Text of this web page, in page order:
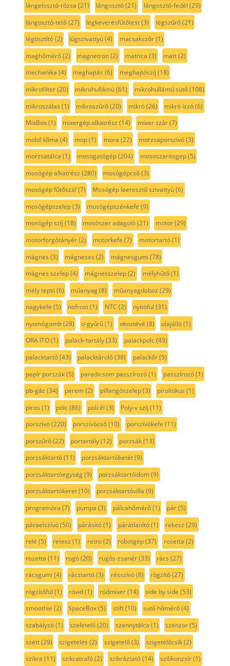
lángelosztó-rózsa (21) lángosztó(21) lángosztó-fedél (29)
lángosztó-tető(27) légkeverésfűtőtest(3) légszűrő(21)
légtisztító(2) lúgszivattyú(4) macsakszőr(1)
maghőmérő(2) magnetron(2) matrica (3) matt(2)
mechanika (4) meghajtás (6) meghajtószíj (18)
mikrofilter(20) mikrohullámú(61) mikrohullámú sütő(108)
mikroszálas (1) mikroszűrő(20) mikró(26) mikró izzó(6)
MixBox(1) mixergép alkatrész (14) mixer szár(7)
mobil klíma (4) mop(1) mora (22) morzsaporszívó(3)
morzsatálca (1) mosogatógép(204) mososzaritogep(5)
mosógép alkatrész (280) mosógépcső(3)
mosógép fűtőszál (7) Mosógép leeresztő szivattyú(6)
mosógépszelep(3) mosógépszénkefe (9)
mosógép szíj (18) mosószer adagoló(21) motor(29)
motorforgótányér(2) motorkefe (7) motortartó(1)
mágnes (3) mágneses (2) mágnesgumi (78)
mágnes szelep(4) mágnesszelep(2) mélyhűtő(1)
mély tepsi (6) műanyag(8) műanyagdoboz (29)
nagykefe (5) nofrost(1) NTC (2) nyitófül (31)
nyomógomb(28) o-gyűrű(1) okostévé (8) olajálló(1)
ORA ITO(1) palack-tartály(33) palackpolc(49)
palacktartó(43) palacktároló(38) palackőr(5)
papír porszák(5) paradicsom passzírozó(1) passzírozó(1)
pb-gáz (34) perem(2) pillangószelep(3) pirolitikus (1)
piros (1) polc(86) polcél (3) Poly-v szíj (11)
porszívó(220) porszívócső(10) porszívókefe (11)
porszűrő(22) portartály(12) porzsák(13)
porzsáktartó(11) porzsáktartóbetét(9)
porzsáktartóegység(9) porzsáktartóidom(9)
porzsáktartókeret(10) porzsáktartóvilla (9)
programóra (7) pumpa (3) pálcahőmérő(1) pár(5)
páraelszívó(50) párásító(1) párátlanító(1) rekesz (29)
relé (5) retesz (1) retro(2) robotgép(37) rosetta (2)
rozetta (11) rugó(20) rugós-zsanér(33) rács (27)
rácsgumi (4) rácstartó(3) résszívó(8) rögzítő(27)
rögzítőfül (1) rövid(1) rúdmixer(14) side by side (53)
smoothie (2) SpaceBox(5) stift(10) sutő hőmérő(4)
szabályzó(1) szeletelő(20) szennytálca (1) szenzor(5)
szett(29) szigetelés (2) szigetelő(3) szigetelőcsík(2)
szikra (11) szikratrafó(2) szikráztató(14) szilikonzsír(1)